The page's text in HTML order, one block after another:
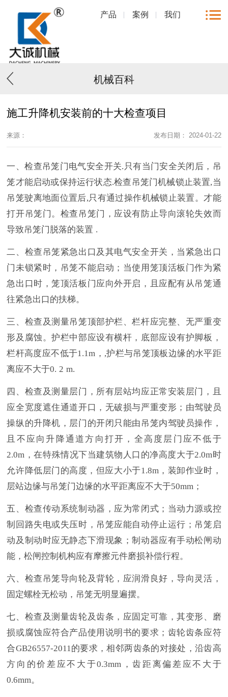
产品 案例 我们
机械百科
施工升降机安装前的十大检查项目
来源： 发布日期： 2024-01-22
一、检查吊笼门电气安全开关.只有当门安全关闭后，吊
笼才能启动或保持运行状态.检查吊笼门机械锁止装置,当
吊笼驶离地面位置后,只有通过操作机械锁止装置。才能
打开吊笼门。检查吊笼门，应设有防止导向滚轮失效而
导致吊笼门脱落的装置 .
二、检查吊笼紧急出口及其电气安全开关，当紧急出口
门未锁紧时，吊笼不能启动；当使用笼顶活板门作为紧
急出口时，笼顶活板门应向外开启，且应配有从吊笼通
往紧急出口的扶梯。
三、检查及测量吊笼顶部护栏、栏杆应完整、无严重变
形及腐蚀。护栏中部应设有横杆，底部应设有护脚板，
栏杆高度应不低于1.1m， ,护栏与吊笼顶板边缘的水平距
离应不大于0. 2 m.
四、检查及测量层门，所有层站均应正常安装层门，且
应全宽度遮住通道开口，无破损与严重变形；由驾驶员
操纵的升降机，层门的开闭只能由吊笼内驾驶员操作，
且不应向升降通道方向打开，全高度层门应不低于
2.0m，在特殊情况下当建筑物人口的净高度大于2.0m时
允许降低层门的高度，但应大小于1.8m，装卸作业时，
层站边缘与吊笼门边缘的水平距离应不大于50mm；
五、检查传动系统制动器，应为常闭式；当动力源或控
制回路失电或失压时，吊笼应能自动停止运行；吊笼启
动及制动时应无静态下滑现象；制动器应有手动松闸动
能，松闸控制机构应有摩擦元件磨损补偿行程。
六、检查吊笼导向轮及背轮，应润滑良好，导向灵活，
固定螺栓无松动，吊笼无明显遍摆。
七、检查及测量齿轮及齿条，应固定可靠，其变形、磨
损或腐蚀应符合产品使用说明书的要求；齿轮齿条应符
合GB26557-2011的要求，相邻两齿条的对接处，沿齿高
方向的价差应不大于0.3mm，齿距离偏差应不大于
0.6mm。